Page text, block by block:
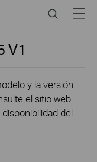
SearchMenu
V1
y la versión
el sitio web
del